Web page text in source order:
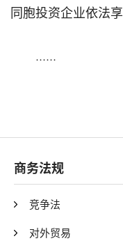
同胞投资企业依法
······
商务法规
竞争法
对外贸易